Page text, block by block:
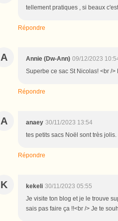
tellement pratiques , si beaux
Répondre
A Annie (Dw-Ann) 09/12/2023
Superbe ce sac St Nicolas! <br />
Répondre
A anaey 30/11/2023 13:54
tes petits sacs Noël sont très
Répondre
K kekeli 30/11/2023 05:55
Je visite ton blog et je le trouve
sais pas faire ça !!<br /> Je te